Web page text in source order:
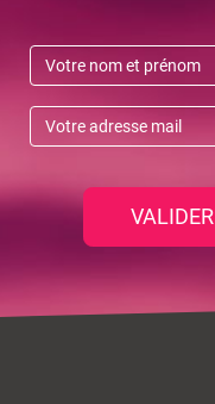
INFRASTRUCTURES